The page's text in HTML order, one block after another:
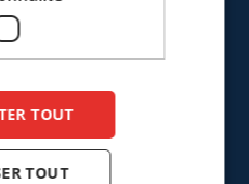
57 37 66
22 35 11
TOUT
TOUT